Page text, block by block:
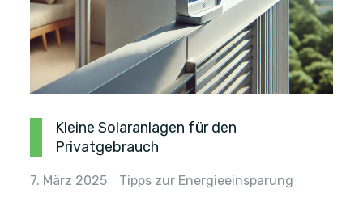
Kleine Solaranlagen für den
Privatgebrauch
7. März 2025 Tipps zur Energieeinsparung